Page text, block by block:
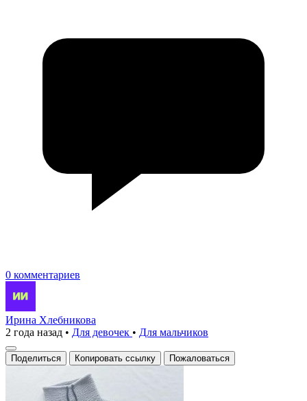
0 комментариев
Ирина Хлебникова
2 года назад • Для девочек • Для мальчиков
Поделиться Копировать ссылку Пожаловаться